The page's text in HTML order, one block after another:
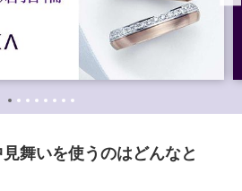
舞いを使うのはどんなと